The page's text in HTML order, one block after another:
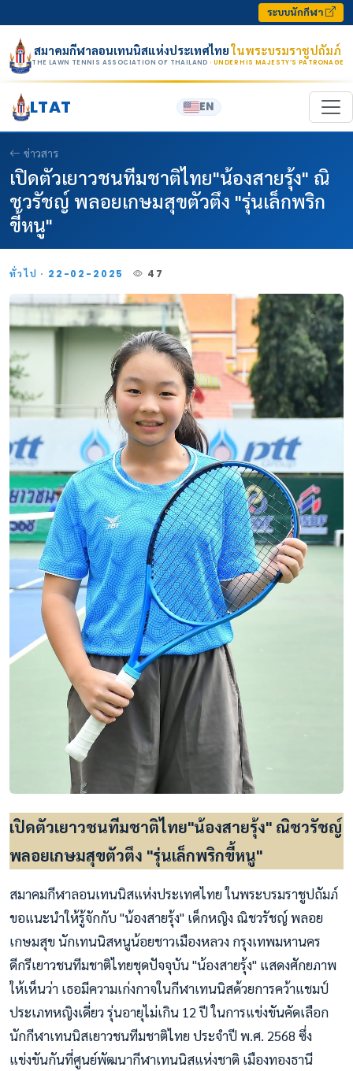
ระบบนักกีฬา
สมาคมกีฬาลอนเทนนิสแห่งประเทศไทยในพระบรมราชูปถัมภ์
THE LAWN TENNIS ASSOCIATION OF THAILAND · UNDER HIS MAJESTY’S PATRONAGE
LTAT EN
ข่าวสาร
เปิดตัวเยาวชนทีมชาติไทย"น้องสายรุ้ง" ณิ
ชวรัชญ์ พลอยเกษมสุขตัวตึง "รุ่นเล็กพริก
ขี้หนู"
ทั่วไป · 22-02-2025 47
เปิดตัวเยาวชนทีมชาติไทย"น้องสายรุ้ง" ณิชวรัชญ์
พลอยเกษมสุขตัวตึง "รุ่นเล็กพริกขี้หนู"
สมาคมกีฬาลอนเทนนิสแห่งประเทศไทย ในพระบรมราชูปถัมภ์
ขอแนะนำให้รู้จักกับ "น้องสายรุ้ง" เด็กหญิง ณิชวรัชญ์ พลอย
เกษมสุข นักเทนนิสหนูน้อยชาวเมืองหลวง กรุงเทพมหานคร
ดีกรีเยาวชนทีมชาติไทยชุดปัจจุบัน "น้องสายรุ้ง" แสดงศักยภาพ
ให้เห็นว่า เธอมีความเก่งกาจในกีฬาเทนนิสด้วยการคว้าแชมป์
ประเภทหญิงเดี่ยว รุ่นอายุไม่เกิน 12 ปี ในการแข่งขันคัดเลือก
นักกีฬาเทนนิสเยาวชนทีมชาติไทย ประจำปี พ.ศ. 2568 ซึ่ง
แข่งขันกันที่ศูนย์พัฒนากีฬาเทนนิสแห่งชาติ เมืองทองธานี